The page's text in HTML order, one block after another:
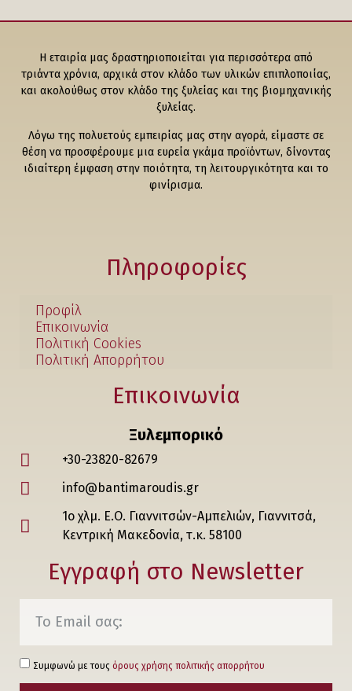
Η εταιρία μας δραστηριοποιείται για περισσότερα από
τριάντα χρόνια, αρχικά στον κλάδο των υλικών επιπλοποιίας,
και ακολούθως στον κλάδο της ξυλείας και της βιομηχανικής
ξυλείας.
Λόγω της πολυετούς εμπειρίας μας στην αγορά, είμαστε σε
θέση να προσφέρουμε μια ευρεία γκάμα προϊόντων, δίνοντας
ιδιαίτερη έμφαση στην ποιότητα, τη λειτουργικότητα και το
φινίρισμα.
Πληροφορίες
Προφίλ
Επικοινωνία
Πολιτική Cookies
Πολιτική Απορρήτου
Επικοινωνία
Ξυλεμπορικό
+30-23820-82679
info@bantimaroudis.gr
1ο χλμ. Ε.Ο. Γιαννιτσών-Αμπελιών, Γιαννιτσά,
Κεντρική Μακεδονία, τ.κ. 58100
Εγγραφή στο Νewsletter
Συμφωνώ με τους όρους χρήσης πολιτικής απορρήτου